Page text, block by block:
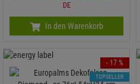
DE
In den Warenkorb
- 17 %
TOPSELLER